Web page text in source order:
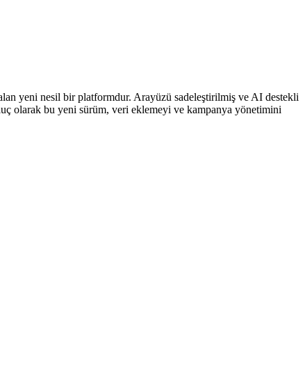
yeni nesil bir platformdur. Arayüzü sadeleştirilmiş ve AI destekli
olarak bu yeni sürüm, veri eklemeyi ve kampanya yönetimini